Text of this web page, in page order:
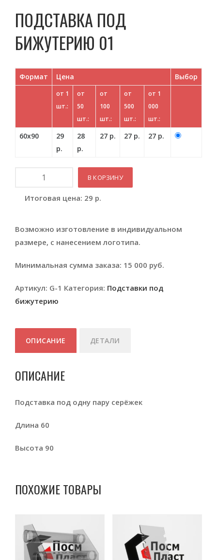
ПОДСТАВКА ПОД
БИЖУТЕРИЮ 01
Формат Цена Выбор
от 1
шт.:
от
50
шт.:
от
100
шт.:
от
500
шт.:
от 1
000
шт.:
60х90
29
р.
28
р.
27 р. 27 р. 27 р.
Количество В КОРЗИНУ
Итоговая цена: 29 р.
Возможно изготовление в индивидуальном
размере, с нанесением логотипа.
Минимальная сумма заказа: 15 000 руб.
Артикул: G-1 Категория: Подставки под
бижутерию
ОПИСАНИЕ ДЕТАЛИ
ОПИСАНИЕ
Подставка под одну пару серёжек
Длина 60
Высота 90
ПОХОЖИЕ ТОВАРЫ